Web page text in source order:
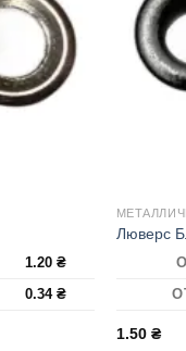
1.20₴
0.34₴
Люверс
1.50 ₴